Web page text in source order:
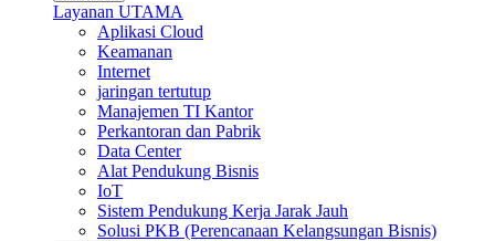
Layanan UTAMA
Aplikasi Cloud
Keamanan
Internet
jaringan tertutup
Manajemen TI Kantor
Perkantoran dan Pabrik
Data Center
Alat Pendukung Bisnis
IoT
Sistem Pendukung Kerja Jarak Jauh
Solusi PKB (Perencanaan Kelangsungan Bisnis)